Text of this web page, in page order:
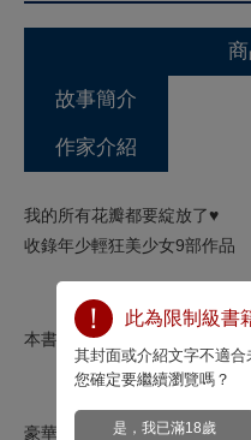
故事簡介
作家介紹
我的所有花瓣都要綻放了♥
收錄年少輕狂美少女9部作品
本書無修正！
豪華大尺碼書衣海報！
此為限制級書
其封面或介紹文字不適合
您確定要繼續瀏覽嗎？
是，我已滿18歲